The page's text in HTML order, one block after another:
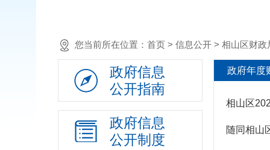
您当前所在位置： 首页 > 信息公开 > 相山区财政
政府信息
公开指南
政府信息
公开制度
政府年度
相山区
随同相山